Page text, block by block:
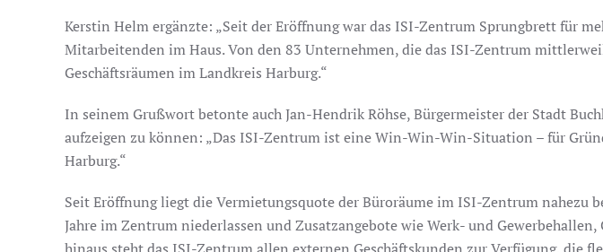
Kerstin Helm ergänzte: „Seit der Eröffnung war das ISI-Zentrum Sprungbrett für
Mitarbeitenden im Haus. Von den 83 Unternehmen, die das ISI-Zentrum
Geschäftsräumen im Landkreis Harburg.“
In seinem Grußwort betonte auch Jan-Hendrik Röhse, Bürgermeister der Stadt
aufzeigen zu können: „Das ISI-Zentrum ist eine Win-Win-Win-Situation – für
Harburg.“
Seit Eröffnung liegt die Vermietungsquote der Büroräume im ISI-Zentrum nahezu
Jahre im Zentrum niederlassen und Zusatzangebote wie Werk- und